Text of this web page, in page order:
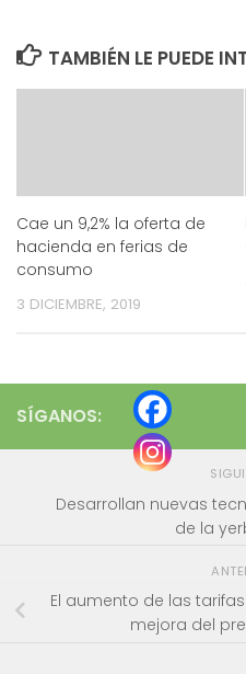
TAMBIÉN LE PUEDE
Cae un 9,2% la oferta de
hacienda en ferias de
consumo
3 DICIEMBRE, 2019
SÍGANOS:
Desarrollan nuevas
de la
El aumento de las
mejora del